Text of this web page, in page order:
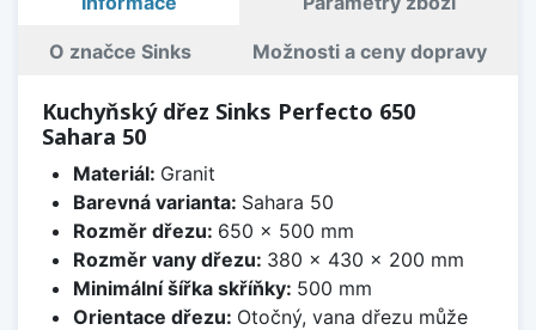
O značce Sinks Možnosti a ceny dopravy
Kuchyňský dřez Sinks Perfecto 650
Sahara 50
Materiál: Granit
Barevná varianta: Sahara 50
Rozměr dřezu: 650 x 500 mm
Rozměr vany dřezu: 380 x 430 x 200 mm
Minimální šířka skříňky: 500 mm
Orientace dřezu: Otočný, vana dřezu může